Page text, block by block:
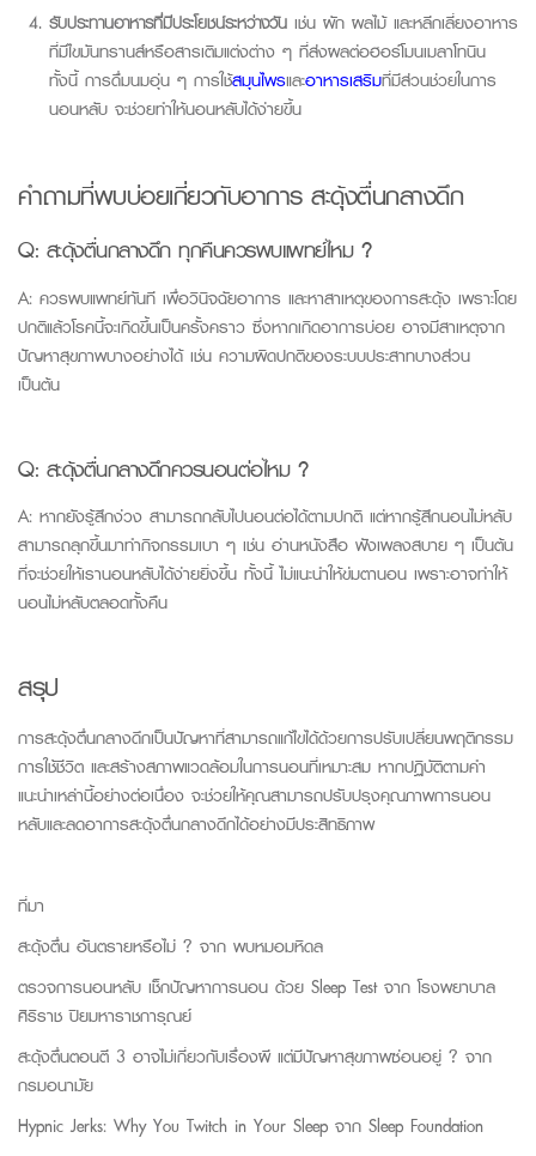
รับประทานอาหารที่มีประโยชน์ระหว่างวัน เช่น ผัก ผลไม้ และหลีกเลี่ยงอาหาร
ที่มีไขมันทรานส์หรือสารเติมแต่งต่าง ๆ ที่ส่งผลต่อฮอร์โมนเมลาโทนิน
ทั้งนี้ การดื่มนมอุ่น ๆ การใช้สมุนไพรและอาหารเสริมที่มีส่วนช่วยในการ
นอนหลับ จะช่วยทำให้นอนหลับได้ง่ายขึ้น
คำถามที่พบบ่อยเกี่ยวกับอาการสะดุ้งตื่นกลางดึก
Q: สะดุ้งตื่นกลางดึก ทุกคืนควรพบแพทย์ไหม ?
A: ควรพบแพทย์ทันที เพื่อวินิจฉัยอาการ และหาสาเหตุของการสะดุ้ง เพราะโดย
ปกติแล้วโรคนี้จะเกิดขึ้นเป็นครั้งคราว ซึ่งหากเกิดอาการบ่อย อาจมีสาเหตุจาก
ปัญหาสุขภาพบางอย่างได้ เช่น ความผิดปกติของระบบประสาทบางส่วน
เป็นต้น
Q: สะดุ้งตื่นกลางดึกควรนอนต่อไหม ?
A: หากยังรู้สึกง่วง สามารถกลับไปนอนต่อได้ตามปกติ แต่หากรู้สึกนอนไม่หลับ
สามารถลุกขึ้นมาทำกิจกรรมเบา ๆ เช่น อ่านหนังสือ ฟังเพลงสบาย ๆ เป็นต้น
ที่จะช่วยให้เรานอนหลับได้ง่ายยิ่งขึ้น ทั้งนี้ ไม่แนะนำให้ข่มตานอน เพราะอาจทำให้
นอนไม่หลับตลอดทั้งคืน
สรุป
การสะดุ้งตื่นกลางดึกเป็นปัญหาที่สามารถแก้ไขได้ด้วยการปรับเปลี่ยนพฤติกรรม
การใช้ชีวิต และสร้างสภาพแวดล้อมในการนอนที่เหมาะสม หากปฏิบัติตามคำ
แนะนำเหล่านี้อย่างต่อเนื่อง จะช่วยให้คุณสามารถปรับปรุงคุณภาพการนอน
หลับและลดอาการสะดุ้งตื่นกลางดึกได้อย่างมีประสิทธิภาพ
ที่มา
สะดุ้งตื่น อันตรายหรือไม่ ? จาก พบหมอมหิดล
ตรวจการนอนหลับ เช็กปัญหาการนอน ด้วย Sleep Testจากโรงพยาบาล
ศิริราช ปิยมหาราชการุณย์
สะดุ้งตื่นตอนตี 3 อาจไม่เกี่ยวกับเรื่องผี แต่มีปัญหาสุขภาพซ่อนอยู่ ? จาก
กรมอนามัย
Hypnic Jerks: Why You Twitch in Your Sleep จาก Sleep Foundation